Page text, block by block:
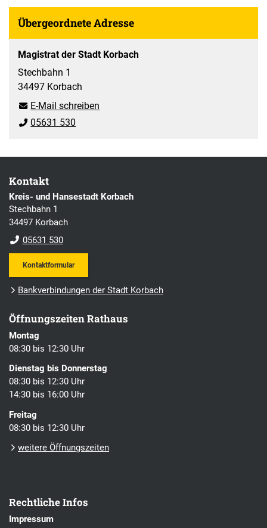
Übergeordnete Adresse
Magistrat der Stadt Korbach
Stechbahn 1
34497 Korbach
E-Mail schreiben
05631 530
Kontakt
Kreis- und Hansestadt Korbach
Stechbahn 1
34497 Korbach
05631 530
Kontaktformular
Bankverbindungen der Stadt Korbach
Öffnungszeiten Rathaus
Montag
08:30 bis 12:30 Uhr
Dienstag bis Donnerstag
08:30 bis 12:30 Uhr
14:30 bis 16:00 Uhr
Freitag
08:30 bis 12:30 Uhr
weitere Öffnungszeiten
Rechtliche Infos
Impressum